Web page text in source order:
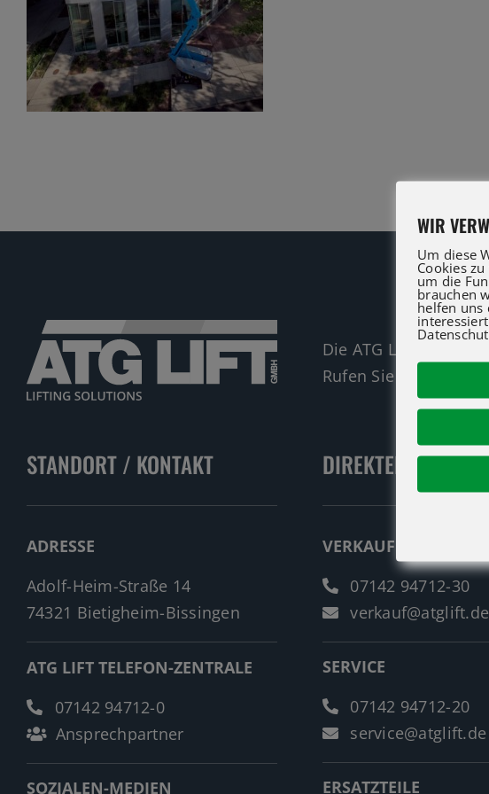
Die ATG LIFT Profis
Rufen Sie an oder
STANDORT / KONTAKT
ADRESSE
Adolf-Heim-Straße 14
74321 Bietigheim-Bissingen
ATG LIFT TELEFON-ZENTRALE
07142 94712-0
Ansprechpartner
SOZIALEN-MEDIEN
DIREKTER-
VERKAUF
07142 94712-30
verkauf@atglift.de
SERVICE
07142 94712-20
service@atglift.de
ERSATZTEILE
WIR
Um diese
Cookies
um die
brauchen
helfen uns